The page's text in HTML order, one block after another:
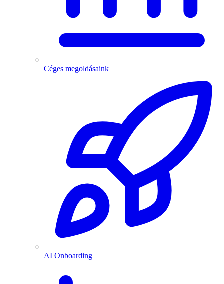
Céges megoldásaink
AI Onboarding